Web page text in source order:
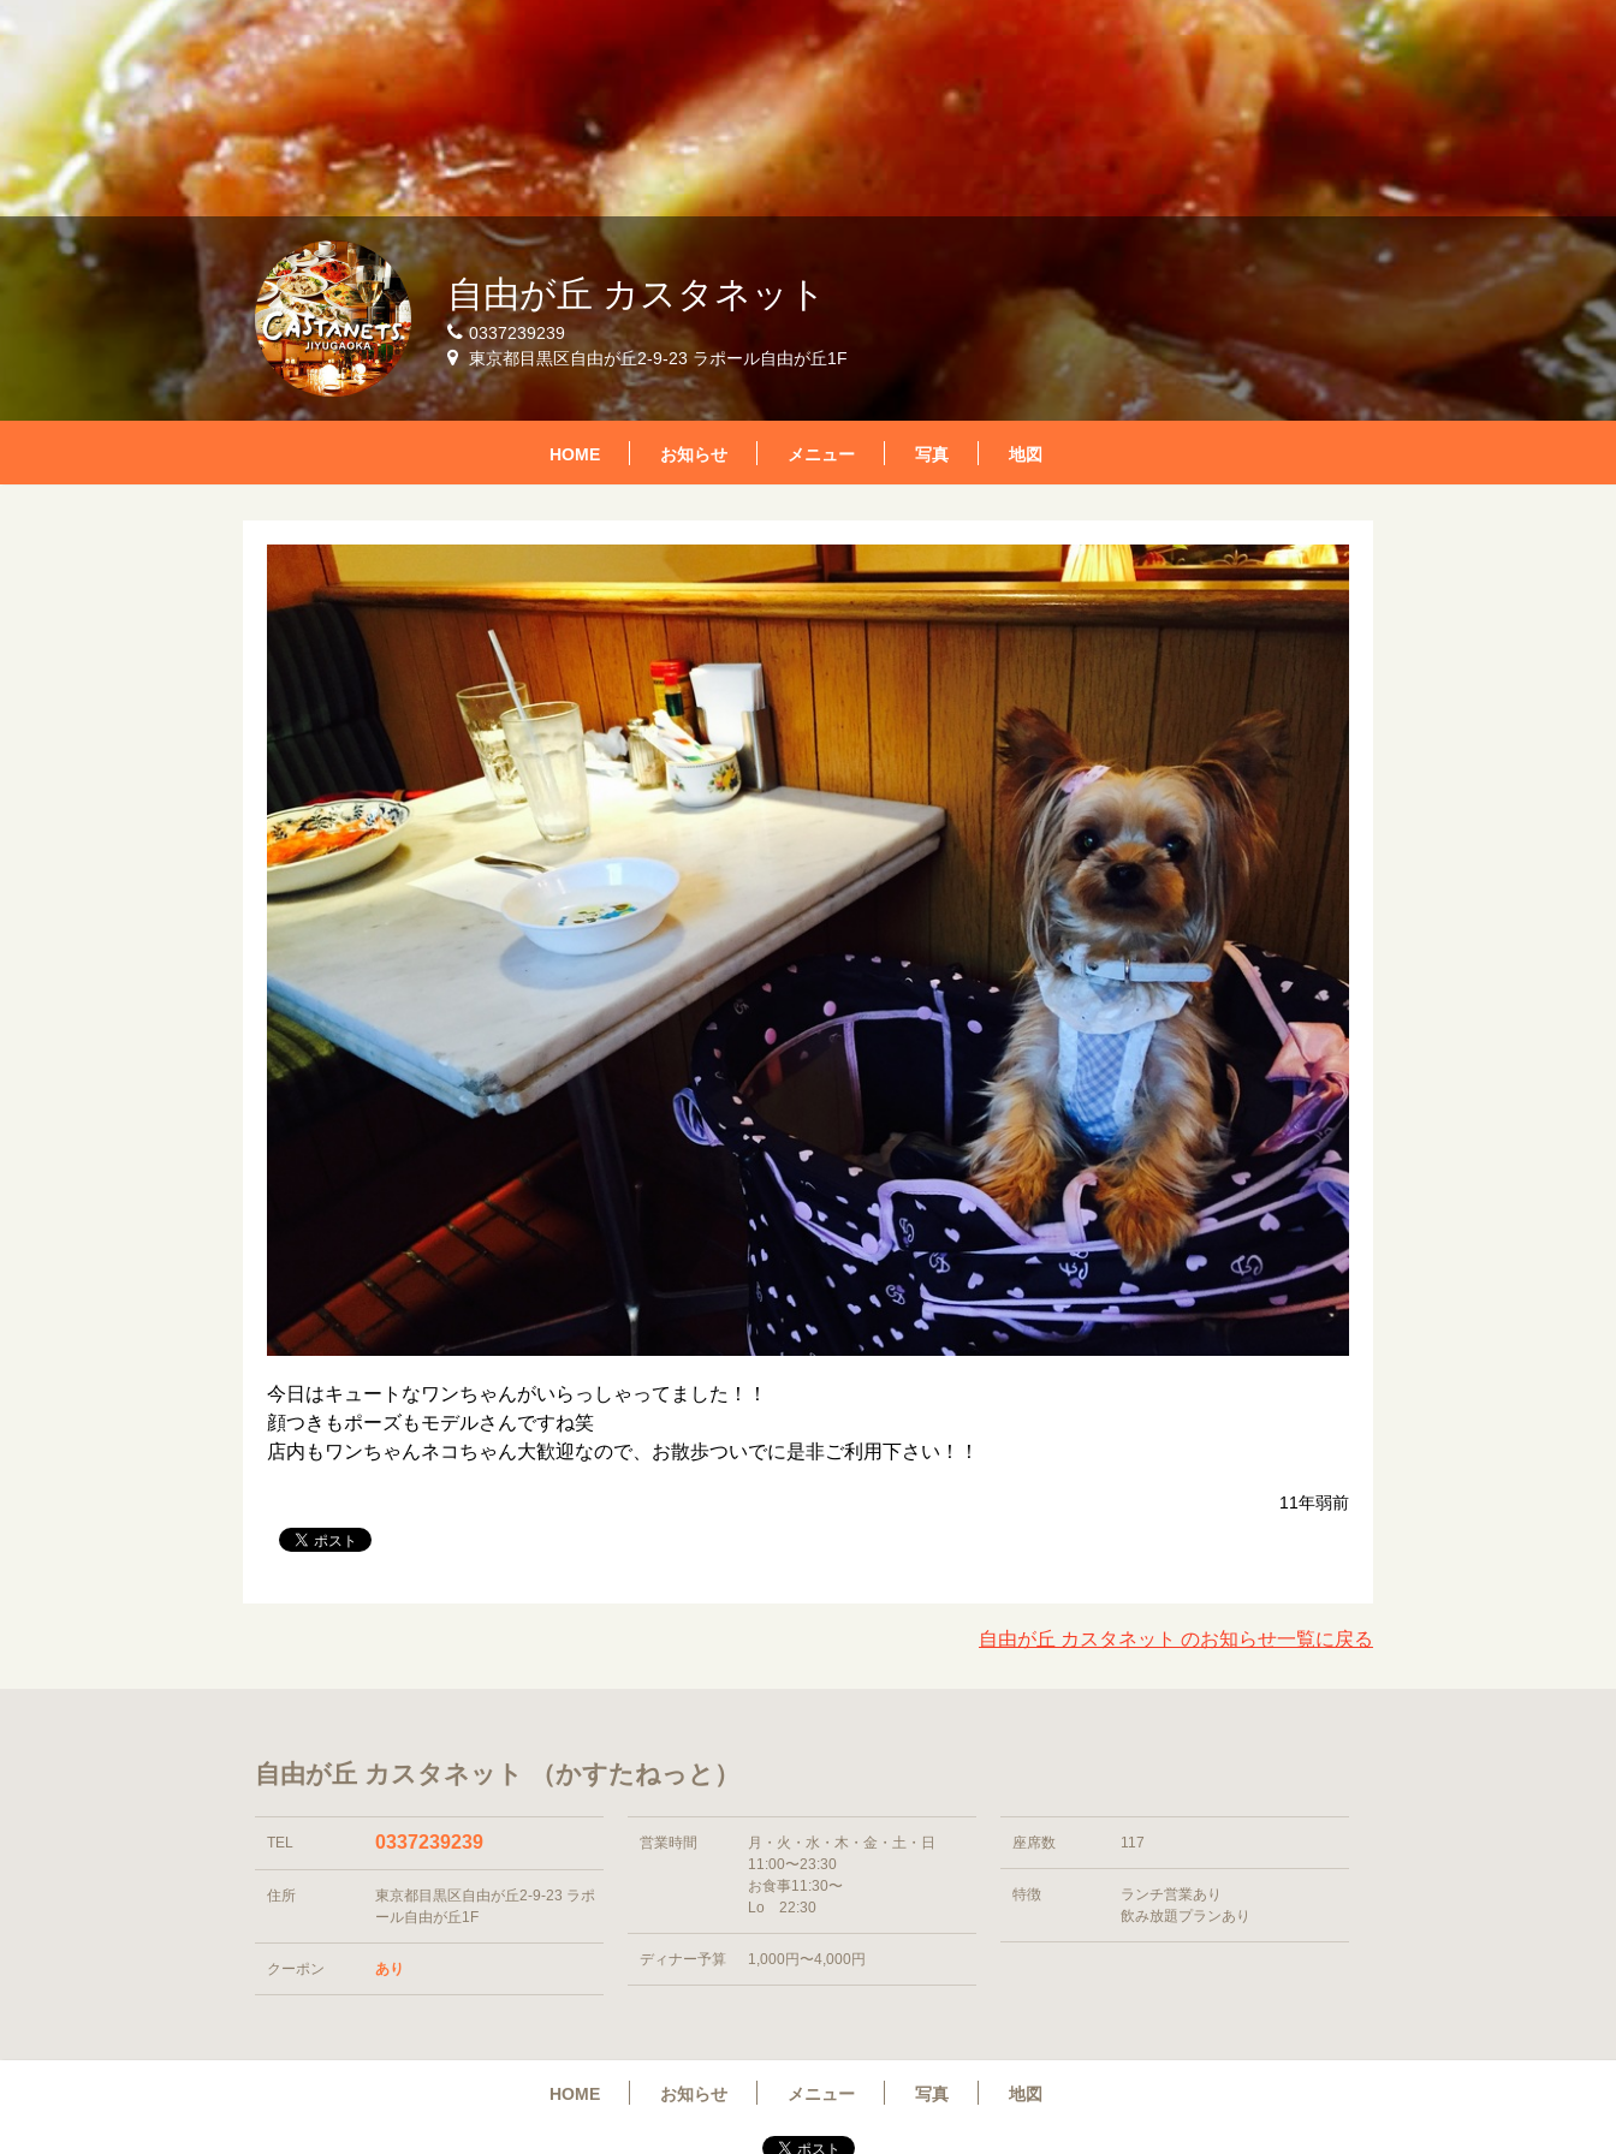
自由が丘 カスタネット
0337239239
東京都目黒区自由が丘2-9-23 ラポール自由が丘1F
HOME お知らせ メニュー 写真 地図
今日はキュートなワンちゃんがいらっしゃってました！！
顔つきもポーズもモデルさんですね笑
店内もワンちゃんネコちゃん大歓迎なので、お散歩ついでに是非ご利用下さい！！
11年弱前
自由が丘 カスタネット のお知らせ一覧に戻る
自由が丘 カスタネット （かすたねっと）
TEL 0337239239
住所
東京都目黒区自由が丘2-9-23 ラポ
ール自由が丘1F
クーポン あり
営業時間
月・火・水・木・金・土・日
11:00〜23:30
お食事11:30〜
Lo 22:30
ディナー予算 1,000円〜4,000円
座席数 117
特徴
ランチ営業あり
飲み放題プランあり
HOME お知らせ メニュー 写真 地図